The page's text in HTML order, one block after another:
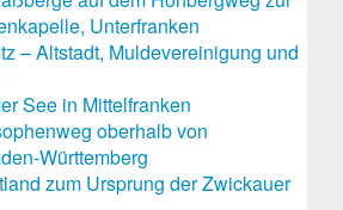
Unterfranken
– Altstadt, Muldevereinigung und
See in Mittelfranken
oberhalb von
Württemberg
zum Ursprung der Zwickauer